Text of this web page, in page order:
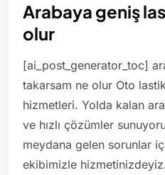
Arabaya geniş
olur
[ai_post_generator_toc]
takarsam ne olur Oto
hizmetleri. Yolda kalan
ve hızlı çözümler
meydana gelen sorunlar
ekibimizle